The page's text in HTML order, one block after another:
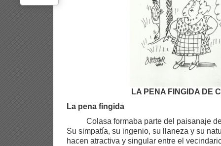
LA PENA FINGIDA DE
La pena fingida
Colasa formaba parte del paisanaje
Su simpatía, su ingenio, su llaneza y su
hacen atractiva y singular entre el